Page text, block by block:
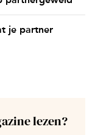
je partner
lezen?